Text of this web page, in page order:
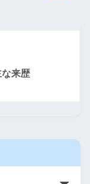
な来歴